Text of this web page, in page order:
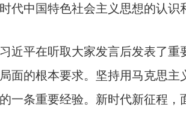
代中国特色社会主义思想的认识
习近平在听取大家发言后发表了
面的根本要求。坚持用马克思
一条重要经验。新时代新征程